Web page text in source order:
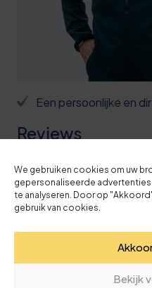
We gebruiken cookies om uw
gepersonaliseerde
te analyseren. Door op
gebruik van cookies.
Bekijk
Een persoonlijke en
Reviews
4,9 van 5 sterren (op
7 mei 2026
9
2
5
8
1
4
7
2
4
5
6
7
7
8
9
6
1
1
6
1
7
2
7
2
0
1
3
4
5
60